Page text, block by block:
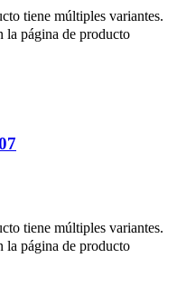
tiene múltiples variantes.
la página de producto
tiene múltiples variantes.
la página de producto